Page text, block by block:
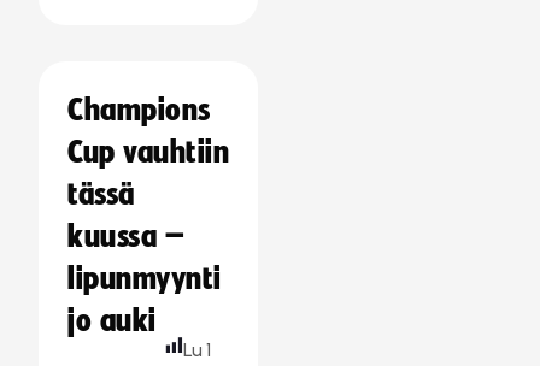
Champions
Cup vauhtiin
tässä
kuussa –
lipunmyynti
jo auki
Lu 1